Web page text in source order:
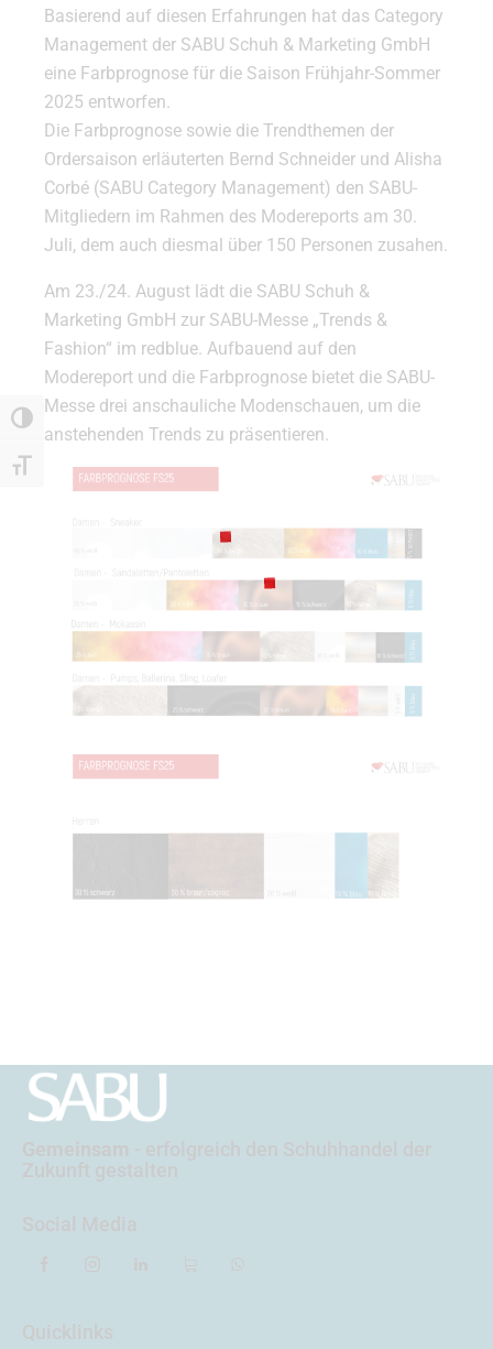
Umschalten auf hohe Kontraste
Schrift vergrößern
Basierend auf diesen Erfahrungen hat das Category
Management der SABU Schuh & Marketing GmbH
eine Farbprognose für die Saison Frühjahr-Sommer
2025 entworfen.
Die Farbprognose sowie die Trendthemen der
Ordersaison erläuterten Bernd Schneider und Alisha
Corbé (SABU Category Management) den SABU-
Mitgliedern im Rahmen des Modereports am 30.
Juli, dem auch diesmal über 150 Personen zusahen.
Am 23./24. August lädt die SABU Schuh &
Marketing GmbH zur SABU-Messe „Trends &
Fashion“ im redblue. Aufbauend auf den
Modereport und die Farbprognose bietet die SABU-
Messe drei anschauliche Modenschauen, um die
anstehenden Trends zu präsentieren.